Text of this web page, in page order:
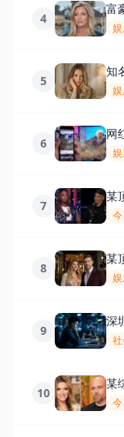
4
富
5
知
6
网
7
某
8
某
9
深
10
某